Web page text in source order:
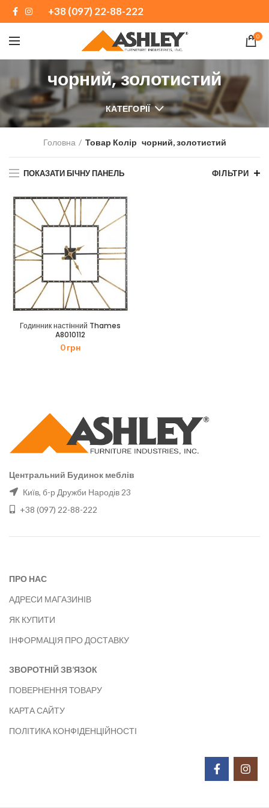
+38 (097) 22-88-222
0
чорний, золотистий
КАТЕГОРІЇ
Головна Товар Колір чорний, золотистий
ПОКАЗАТИ БІЧНУ ПАНЕЛЬ ФІЛЬТРИ
Годинник настiнний Thames
A8010112
0грн
Центральний Будинок меблів
Київ, б-р Дружби Народів 23
+38 (097) 22-88-222
ПРО НАС
АДРЕСИ МАГАЗИНІВ
ЯК КУПИТИ
ІНФОРМАЦІЯ ПРО ДОСТАВКУ
ЗВОРОТНІЙ ЗВ’ЯЗОК
ПОВЕРНЕННЯ ТОВАРУ
КАРТА САЙТУ
ПОЛІТИКА КОНФІДЕНЦІЙНОСТІ